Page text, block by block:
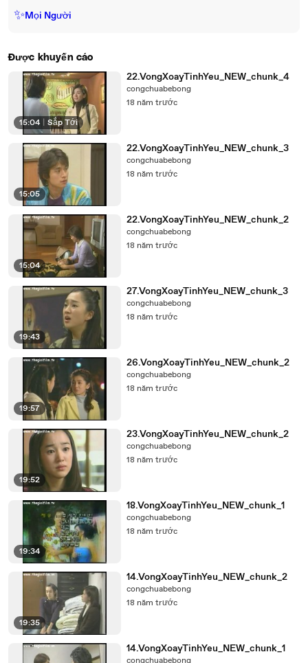
✨Mọi Người
Được khuyến cáo
15:04 Sắp Tới
22.VongXoayTinhYeu_NEW_chunk_4
congchuabebong
18 năm trước
15:05
22.VongXoayTinhYeu_NEW_chunk_3
congchuabebong
18 năm trước
15:04
22.VongXoayTinhYeu_NEW_chunk_2
congchuabebong
18 năm trước
19:43
27.VongXoayTinhYeu_NEW_chunk_3
congchuabebong
18 năm trước
19:57
26.VongXoayTinhYeu_NEW_chunk_2
congchuabebong
18 năm trước
19:52
23.VongXoayTinhYeu_NEW_chunk_2
congchuabebong
18 năm trước
19:34
18.VongXoayTinhYeu_NEW_chunk_1
congchuabebong
18 năm trước
19:35
14.VongXoayTinhYeu_NEW_chunk_2
congchuabebong
18 năm trước
14.VongXoayTinhYeu_NEW_chunk_1